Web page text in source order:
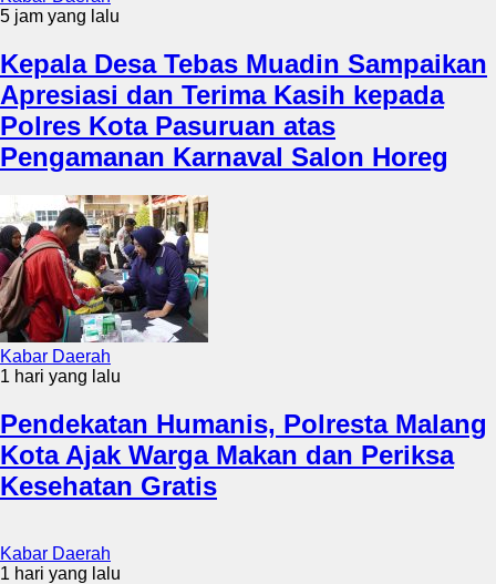
5 jam yang lalu
Kepala Desa Tebas Muadin Sampaikan
Apresiasi dan Terima Kasih kepada
Polres Kota Pasuruan atas
Pengamanan Karnaval Salon Horeg
Kabar Daerah
1 hari yang lalu
Pendekatan Humanis, Polresta Malang
Kota Ajak Warga Makan dan Periksa
Kesehatan Gratis
Kabar Daerah
1 hari yang lalu